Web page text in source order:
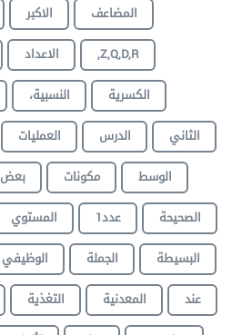
الاكبر
المضاعف
الاعداد
,Z,Q,D,R
،النسبية
الكسرية
العمليات الدرس
الثاني
بعض مكونات
الوسط
المستوي عدد1
الصحيحة
الوظيفي الجملة
البسيطة
التغذية المعدنية
عند